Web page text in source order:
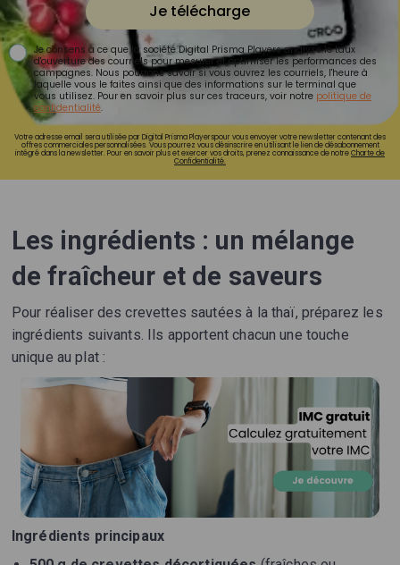
Je télécharge
Je consens à ce que la société Digital Prisma Players analyse le taux
d'ouverture des courriels pour mesurer et optimiser les performances des
campagnes. Nous pourrons savoir si vous ouvrez les courriels, l'heure à
laquelle vous le faites ainsi que des informations sur le terminal que
vous utilisez. Pour en savoir plus sur ces traceurs, voir notre politique de
confidentialité.
Votre adresse email sera utilisée par Digital Prisma Playerspour vous envoyer votre newsletter contenant des
offres commerciales personnalisées. Vous pourrez vous désinscrire en utilisant le lien de désabonnement
intégré dans la newsletter. Pour en savoir plus et exercer vos droits, prenez connaissance de notreCharte de
Confidentialité.
Les ingrédients : un mélange
de fraîcheur et de saveurs
Pour réaliser des crevettes sautées à la thaï, préparez les
ingrédients suivants. Ils apportent chacun une touche
unique au plat :
Ingrédients principaux